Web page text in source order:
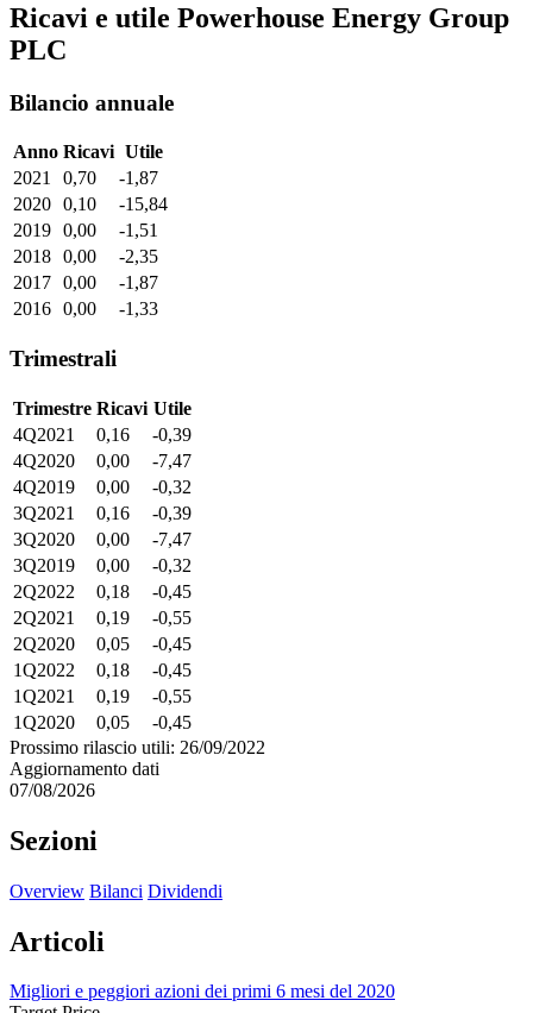
Ricavi e utile Powerhouse Energy Group
PLC
Bilancio annuale
Anno Ricavi Utile
2021
0,70
-1,87
2020 0,10
-15,84
2019 0,00
-1,51
2018 0,00
-2,35
2017 0,00
-1,87
2016 0,00 -1,33
Trimestrali
Trimestre Ricavi Utile
4Q2021
0,16
-0,39
4Q2020
0,00
-7,47
4Q2019
0,00
-0,32
3Q2021
0,16
-0,39
3Q2020
0,00
-7,47
3Q2019
0,00
-0,32
2Q2022
0,18
-0,45
2Q2021
0,19
-0,55
2Q2020
0,05
-0,45
1Q2022
0,18
-0,45
1Q2021
0,19
-0,55
1Q2020
0,05
-0,45
Prossimo rilascio utili: 26/09/2022
Aggiornamento dati
07/08/2026
Sezioni
Overview Bilanci Dividendi
Articoli
Migliori e peggiori azioni dei primi 6 mesi del 2020